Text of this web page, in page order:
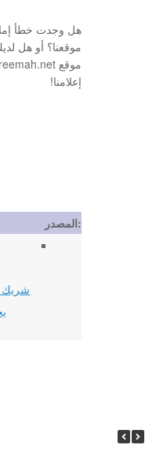
هل وجدت خطأ
موقعنا؟ أو هل
إعلامنا!
المصدر: